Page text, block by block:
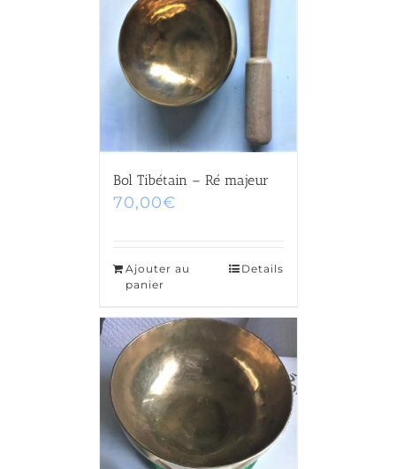
Bol Tibétain – Ré majeur
70,00€
Ajouter au
panier
Details